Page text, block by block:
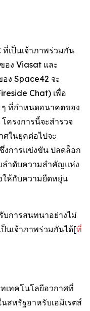
ที่เป็นเจ้าภาพร่วมกัน
อง Viasat และ
ง Space42 จะ
Chat) เพื่อ
ๆ ที่กำหนดอนาคตของ
ครงการนี้จะสำรวจ
ศในยุคต่อไปจะ
งการแข่งขัน ปลดล็อก
ลำดับความสำคัญแห่ง
ให้กับความยืดหยุ่น
บการสนทนาอย่างไม่
ป็นเจ้าภาพร่วมกันได้[ที่
เทคโนโลยีอวกาศที่
สหรัฐอาหรับเอมิเรตส์